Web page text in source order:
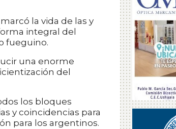
la vida de las y
integral del
fueguino.
una enorme
del
los bloques
y coincidencias para
para los argentinos.